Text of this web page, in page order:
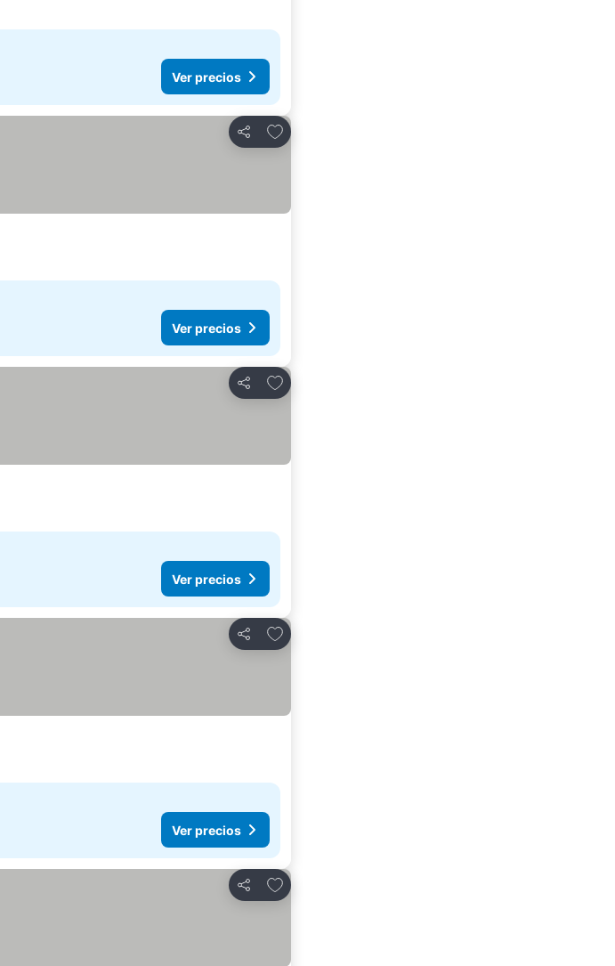
Ver precios
Compartir
Añadir a favoritos
Ver precios
Compartir
Añadir a favoritos
Ver precios
Compartir
Añadir a favoritos
Ver precios
Compartir
Añadir a favoritos